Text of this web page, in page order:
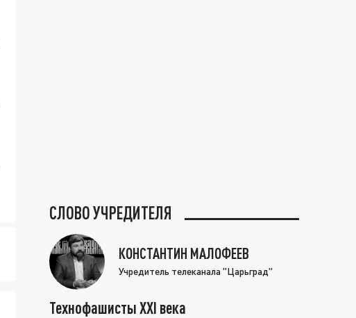
СЛОВО УЧРЕДИТЕЛЯ
КОНСТАНТИН МАЛОФЕЕВ
Учредитель телеканала "Царьград"
Технофашисты XXI века